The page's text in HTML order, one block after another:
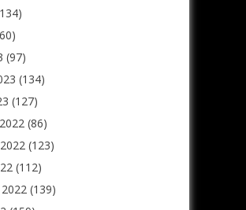
(97)
(134)
(127)
(86)
(123)
(112)
(139)